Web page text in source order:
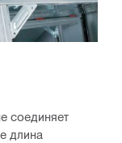
соединяет
длина